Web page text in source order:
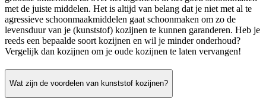
met de juiste middelen. Het is altijd van belang dat je niet met al te
agressieve schoonmaakmiddelen gaat schoonmaken om zo de
levensduur van je (kunststof) kozijnen te kunnen garanderen. Heb je
reeds een bepaalde soort kozijnen en wil je minder onderhoud?
Vergelijk dan kozijnen om je oude kozijnen te laten vervangen!
Wat zijn de voordelen van kunststof kozijnen?